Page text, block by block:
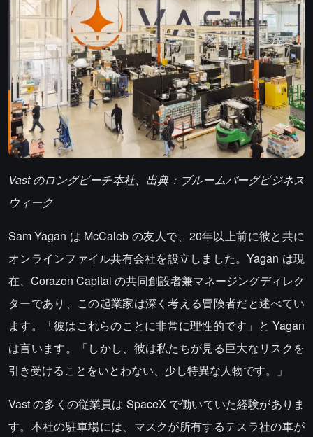
Vast のロングビーチ本社、出典：ブルームバーグビジネス
ウィーク
Sam Yagan は McCaleb の友人で、20年以上前に彼と共に
オンラインファイル共有会社を設立しました。Yagan は現
在、Corazon Capital の共同創設者兼マネージングディレク
ターであり、この起業家は深く考える冒険者だと述べてい
ます。「彼はこれらのことに非常に理性的です」と Yagan
は言います。「しかし、彼は私たちが見る巨大なリスクを
引き受けることをいとわない、少し特異な人物です。」
Vast の多くの従業員は SpaceX で働いていた経験がありま
す。本社の駐車場には、マスクが所有するテスラ社の車が